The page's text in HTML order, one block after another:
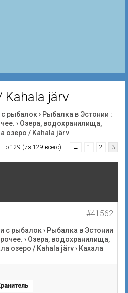
Kahala järv
с рыбалок› Рыбалка в Эстонии :
› Озера, водохранилища,
озеро / Kahala järv
129 (из 129 всего) ← 1 2 3
#41562
с рыбалок› Рыбалка в Эстонии
› Озера, водохранилища,
озеро / Kahala järv› Кахала